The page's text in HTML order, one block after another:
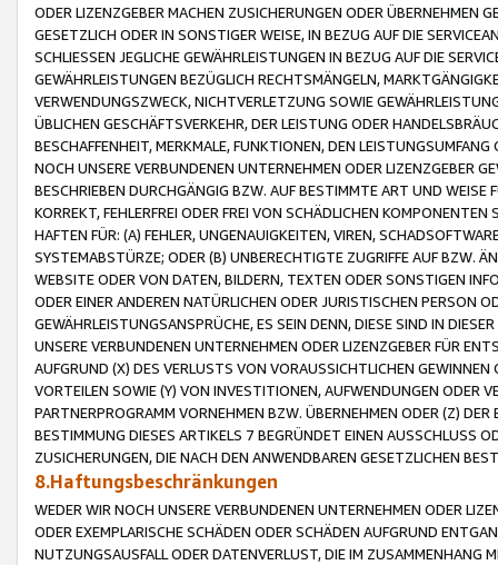
ODER LIZENZGEBER MACHEN ZUSICHERUNGEN ODER ÜBERNEHMEN
GESETZLICH ODER IN SONSTIGER WEISE, IN BEZUG AUF DIE
SCHLIESSEN JEGLICHE GEWÄHRLEISTUNGEN IN BEZUG AUF DIE
GEWÄHRLEISTUNGEN BEZÜGLICH RECHTSMÄNGELN,
VERWENDUNGSZWECK, NICHTVERLETZUNG SOWIE
ÜBLICHEN GESCHÄFTSVERKEHR, DER LEISTUNG ODER
BESCHAFFENHEIT, MERKMALE, FUNKTIONEN, DEN
NOCH UNSERE VERBUNDENEN UNTERNEHMEN ODER LIZENZGEBER
BESCHRIEBEN DURCHGÄNGIG BZW. AUF BESTIMMTE ART UND
KORREKT, FEHLERFREI ODER FREI VON SCHÄDLICHEN
HAFTEN FÜR: (A) FEHLER, UNGENAUIGKEITEN, VIREN,
SYSTEMABSTÜRZE; ODER (B) UNBERECHTIGTE ZUGRIFFE AUF BZW.
WEBSITE ODER VON DATEN, BILDERN, TEXTEN ODER SONSTIGEN
ODER EINER ANDEREN NATÜRLICHEN ODER JURISTISCHEN PERSON
GEWÄHRLEISTUNGSANSPRÜCHE, ES SEIN DENN, DIESE SIND IN
UNSERE VERBUNDENEN UNTERNEHMEN ODER LIZENZGEBER FÜR
AUFGRUND (X) DES VERLUSTS VON VORAUSSICHTLICHEN
VORTEILEN SOWIE (Y) VON INVESTITIONEN, AUFWENDUNGEN ODER
PARTNERPROGRAMM VORNEHMEN BZW. ÜBERNEHMEN ODER (Z)
BESTIMMUNG DIESES ARTIKELS 7 BEGRÜNDET EINEN AUSSCHLUSS
ZUSICHERUNGEN, DIE NACH DEN ANWENDBAREN GESETZLICHEN
8.Haftungsbeschränkungen
WEDER WIR NOCH UNSERE VERBUNDENEN UNTERNEHMEN ODER
ODER EXEMPLARISCHE SCHÄDEN ODER SCHÄDEN AUFGRUND
NUTZUNGSAUSFALL ODER DATENVERLUST, DIE IM ZUSAMMENHANG